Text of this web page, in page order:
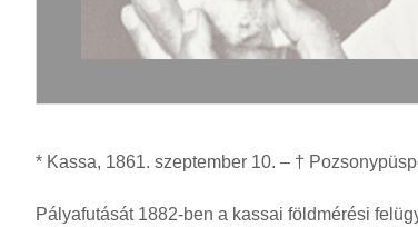
* Kassa, 1861. szeptember 10. – †
Pályafutását 1882-ben a kassai földmérési